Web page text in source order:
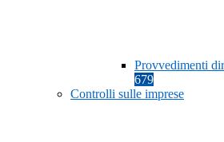
Provvedimenti
679
Controlli sulle imprese